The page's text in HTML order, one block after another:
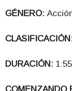
GÉNERO:
DURACIÓN: 1:55